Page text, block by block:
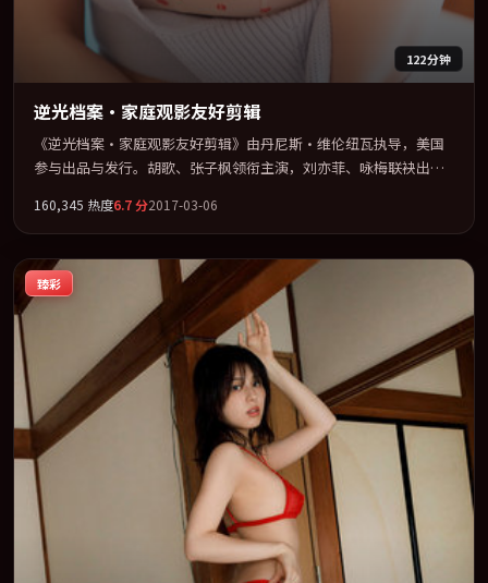
122分钟
逆光档案·家庭观影友好剪辑
《逆光档案·家庭观影友好剪辑》由丹尼斯·维伦纽瓦执导，美国
参与出品与发行。胡歌、张子枫领衔主演，刘亦菲、咏梅联袂出
型为骨架，在叙事、表演与视听上力求统一。定于 2017-09-20 在内
地院线及主流平台同步亮相，2017 年度话题片中口碑稳健，适合喜
欢强情节与人物弧光的观众完整观看。
160,345 热度6.7分2017-03-06
臻彩